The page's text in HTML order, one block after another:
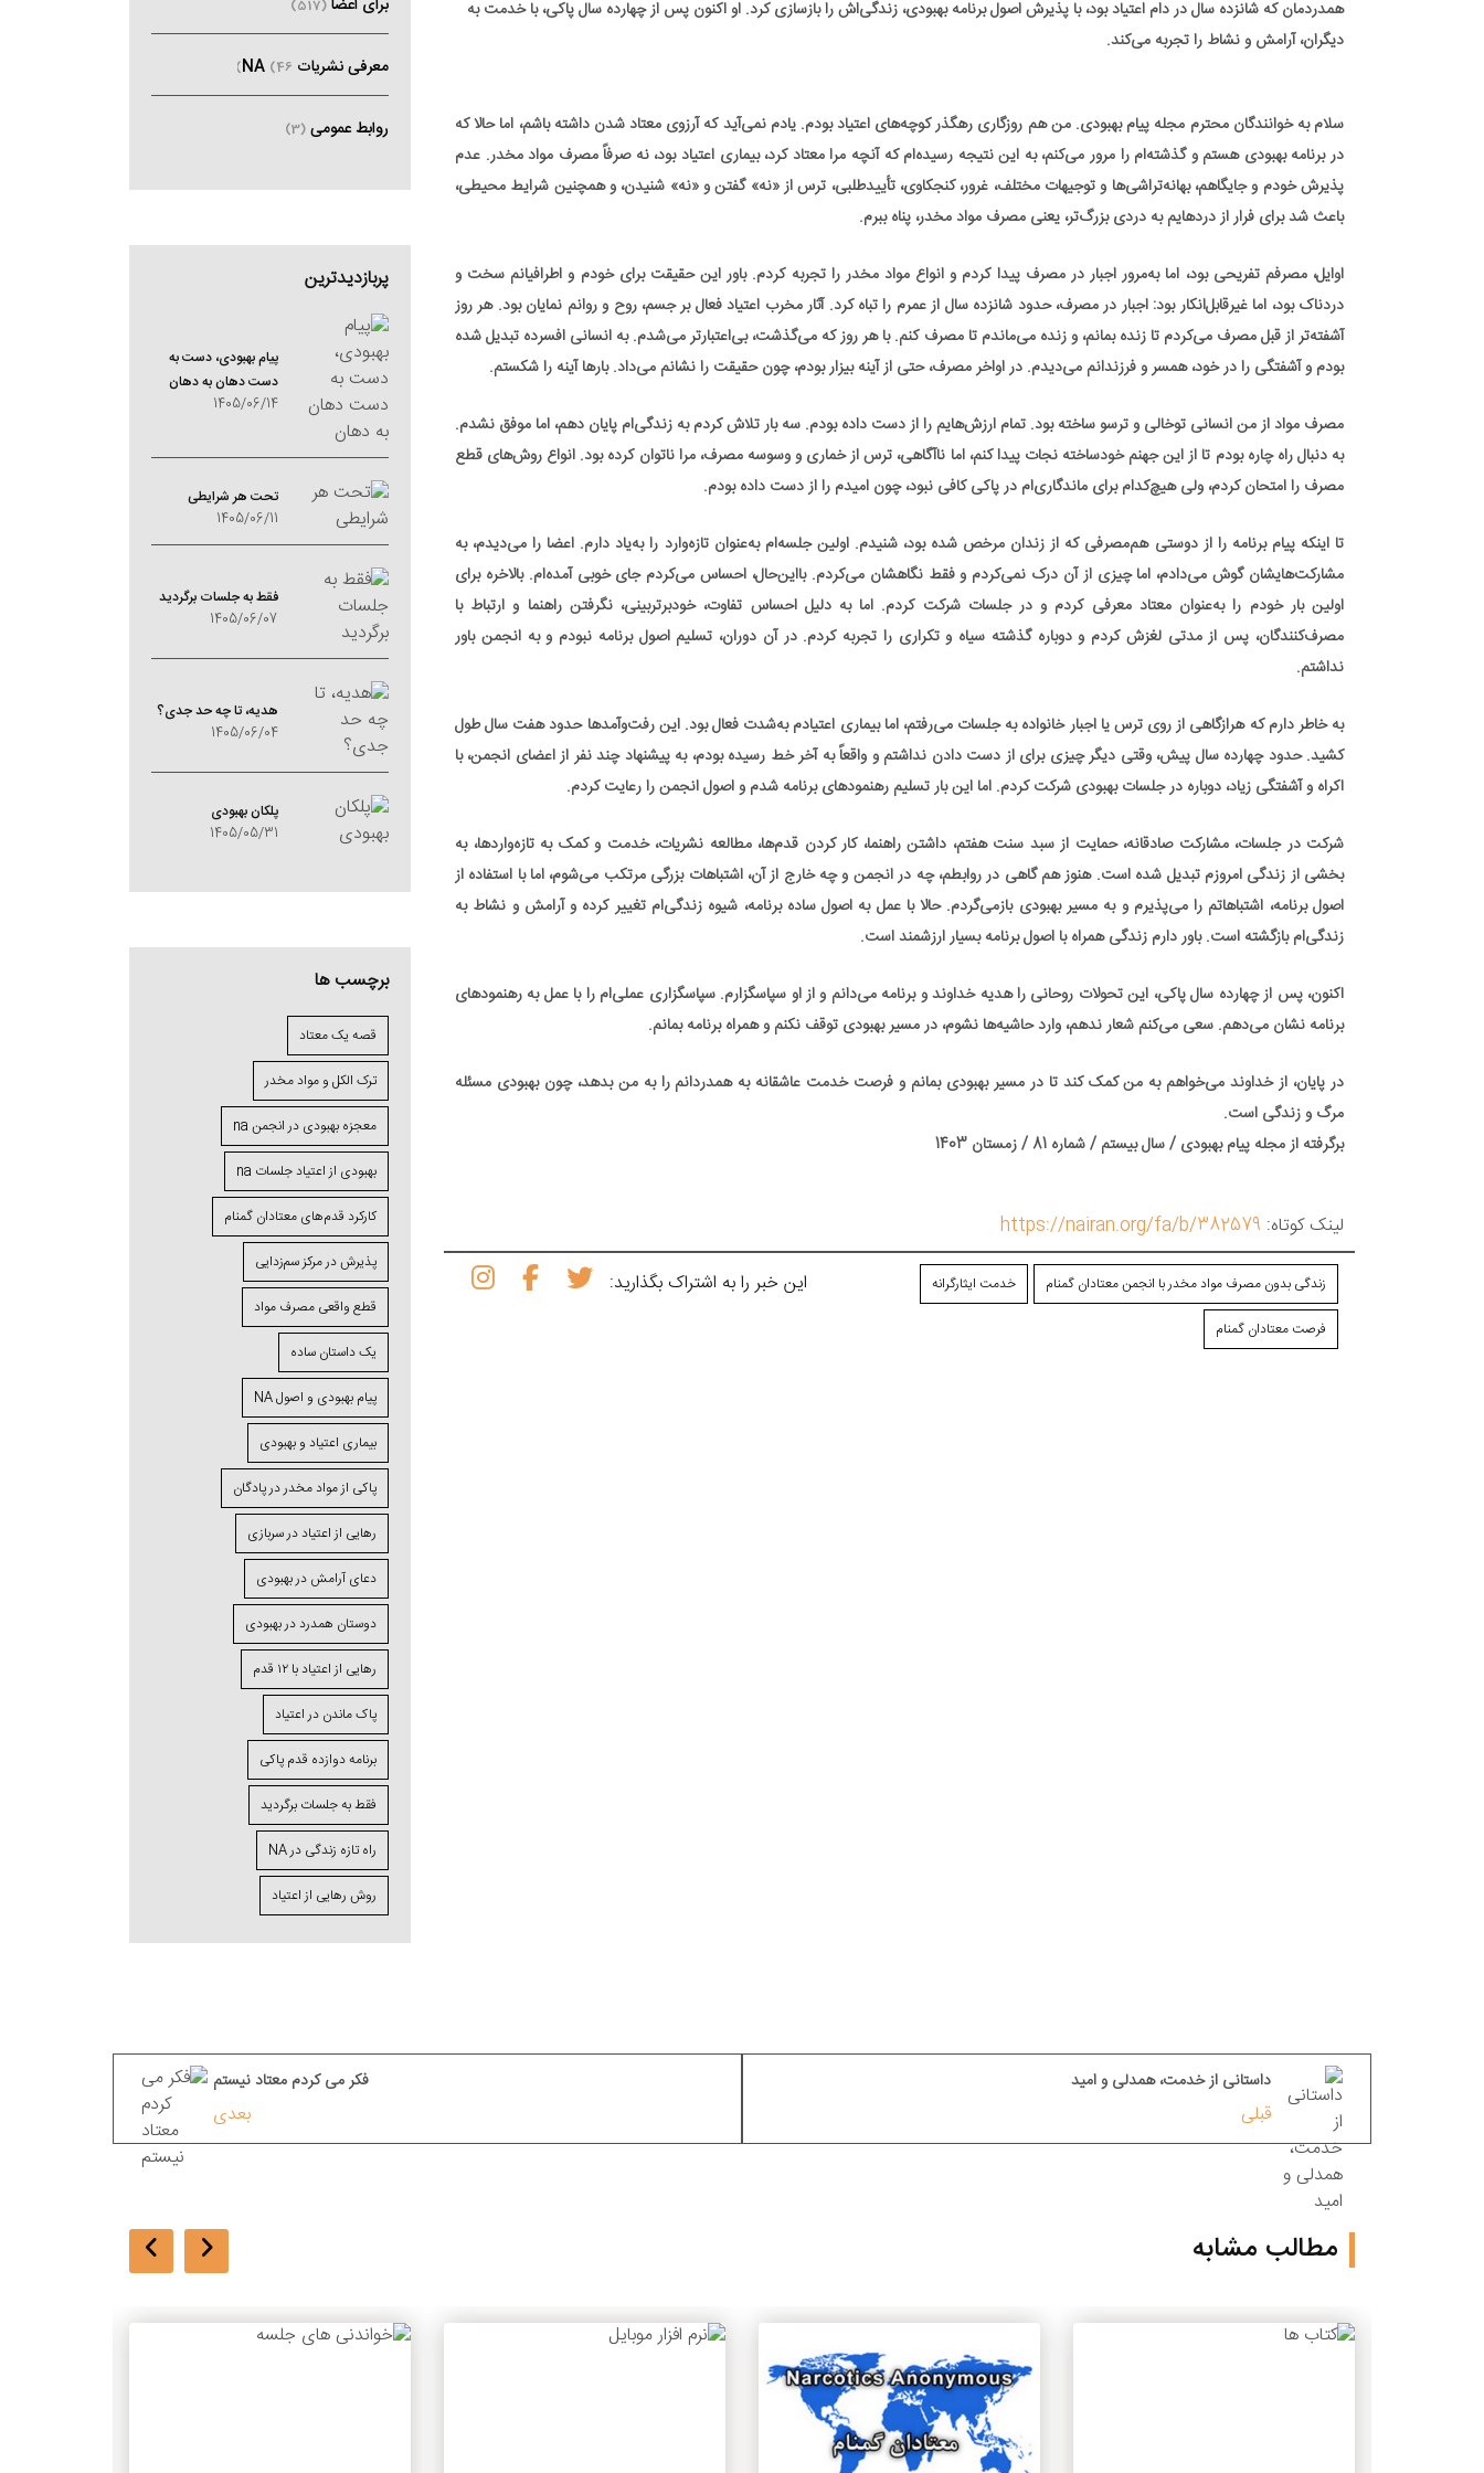
همدردمان که شانزده سال در دام اعتیاد بود، با پذیرش اصول برنامه بهبودی، زندگی‌اش را بازسازی کرد. او اکنون پس از چهارده سال پاکی، با خدمت به
دیگران، آرامش و نشاط را تجربه می‌کند.
سلام به خوانندگان محترم مجله پیام بهبودی. من هم روزگاری رهگذر کوچه‌های اعتیاد بودم. یادم نمی‌آید که آرزوی معتاد شدن داشته باشم، اما حالا که
در برنامه بهبودی هستم و گذشته‌ام را مرور می‌کنم، به این نتیجه رسیده‌ام که آنچه مرا معتاد کرد، بیماری اعتیاد بود، نه صرفاً مصرف مواد مخدر. عدم
پذیرش خودم و جایگاهم، بهانه‌تراشی‌ها و توجیهات مختلف، غرور، کنجکاوی، تأییدطلبی، ترس از «نه» گفتن و «نه» شنیدن، و همچنین شرایط محیطی،
باعث شد برای فرار از دردهایم به دردی بزرگ‌تر، یعنی مصرف مواد مخدر، پناه ببرم.
اوایل، مصرفم تفریحی بود، اما به‌مرور اجبار در مصرف پیدا کردم و انواع مواد مخدر را تجربه کردم. باور این حقیقت برای خودم و اطرافیانم سخت و
دردناک بود، اما غیرقابل‌انکار بود: اجبار در مصرف، حدود شانزده سال از عمرم را تباه کرد. آثار مخرب اعتیاد فعال بر جسم، روح و روانم نمایان بود. هر روز
آشفته‌تر از قبل مصرف می‌کردم تا زنده بمانم، و زنده می‌ماندم تا مصرف کنم. با هر روز که می‌گذشت، بی‌اعتبارتر می‌شدم. به انسانی افسرده تبدیل شده
بودم و آشفتگی را در خود، همسر و فرزندانم می‌دیدم. در اواخر مصرف، حتی از آینه بیزار بودم، چون حقیقت را نشانم می‌داد. بارها آینه را شکستم.
مصرف مواد از من انسانی توخالی و ترسو ساخته بود. تمام ارزش‌هایم را از دست داده بودم. سه بار تلاش کردم به زندگی‌ام پایان دهم، اما موفق نشدم.
به دنبال راه چاره بودم تا از این جهنم خودساخته نجات پیدا کنم، اما ناآگاهی، ترس از خماری و وسوسه مصرف، مرا ناتوان کرده بود. انواع روش‌های قطع
مصرف را امتحان کردم، ولی هیچ‌کدام برای ماندگاری‌ام در پاکی کافی نبود، چون امیدم را از دست داده بودم.
تا اینکه پیام برنامه را از دوستی هم‌مصرفی که از زندان مرخص شده بود، شنیدم. اولین جلسه‌ام به‌عنوان تازه‌وارد را به‌یاد دارم. اعضا را می‌دیدم، به
مشارکت‌هایشان گوش می‌دادم، اما چیزی از آن درک نمی‌کردم و فقط نگاهشان می‌کردم. بااین‌حال، احساس می‌کردم جای خوبی آمده‌ام. بالاخره برای
اولین بار خودم را به‌عنوان معتاد معرفی کردم و در جلسات شرکت کردم. اما به دلیل احساس تفاوت، خودبرتربینی، نگرفتن راهنما و ارتباط با
مصرف‌کنندگان، پس از مدتی لغزش کردم و دوباره گذشته سیاه و تکراری را تجربه کردم. در آن دوران، تسلیم اصول برنامه نبودم و به انجمن باور
نداشتم.
به خاطر دارم که هرازگاهی از روی ترس یا اجبار خانواده به جلسات می‌رفتم، اما بیماری اعتیادم به‌شدت فعال بود. این رفت‌وآمدها حدود هفت سال طول
کشید. حدود چهارده سال پیش، وقتی دیگر چیزی برای از دست دادن نداشتم و واقعاً به آخر خط رسیده بودم، به پیشنهاد چند نفر از اعضای انجمن، با
اکراه و آشفتگی زیاد، دوباره در جلسات بهبودی شرکت کردم. اما این بار تسلیم رهنمودهای برنامه شدم و اصول انجمن را رعایت کردم.
شرکت در جلسات، مشارکت صادقانه، حمایت از سبد سنت هفتم، داشتن راهنما، کار کردن قدم‌ها، مطالعه نشریات، خدمت و کمک به تازه‌واردها، به
بخشی از زندگی امروزم تبدیل شده است. هنوز هم گاهی در روابطم، چه در انجمن و چه خارج از آن، اشتباهات بزرگی مرتکب می‌شوم، اما با استفاده از
اصول برنامه، اشتباهاتم را می‌پذیرم و به مسیر بهبودی بازمی‌گردم. حالا با عمل به اصول ساده برنامه، شیوه زندگی‌ام تغییر کرده و آرامش و نشاط به
زندگی‌ام بازگشته است. باور دارم زندگی همراه با اصول برنامه بسیار ارزشمند است.
اکنون، پس از چهارده سال پاکی، این تحولات روحانی را هدیه خداوند و برنامه می‌دانم و از او سپاسگزارم. سپاسگزاری عملی‌ام را با عمل به رهنمودهای
برنامه نشان می‌دهم. سعی می‌کنم شعار ندهم، وارد حاشیه‌ها نشوم، در مسیر بهبودی توقف نکنم و همراه برنامه بمانم.
در پایان، از خداوند می‌خواهم به من کمک کند تا در مسیر بهبودی بمانم و فرصت خدمت عاشقانه به همدردانم را به من بدهد، چون بهبودی مسئله
مرگ و زندگی است.
برگرفته از مجله پیام بهبودی / سال بیستم / شماره 81 / زمستان 1403
لینک کوتاه: https://nairan.org/fa/b/382579
زندگی بدون مصرف مواد مخدر با انجمن معتادان گمنام خدمت ایثارگرانه
فرصت معتادان گمنام
این خبر را به اشتراک بگذارید:
برای اعضا (517)
معرفی نشریات NA (46)
روابط عمومی (3)
پربازدیدترین
پیام بهبودی، دست به
دست دهان به دهان
1405/06/14
تحت هر شرایطی
1405/06/11
فقط به جلسات برگردید
1405/06/07
هدیه، تا چه حد جدی؟
1405/06/04
پلکان بهبودی
1405/05/31
برچسب ها
قصه یک معتاد
ترک الکل و مواد مخدر
معجزه بهبودی در انجمن na
بهبودی از اعتیاد جلسات na
کارکرد قدم‌های معتادان گمنام
پذیرش در مرکز سم‌زدایی
قطع واقعی مصرف مواد
یک داستان ساده
پیام بهبودی و اصول NA
بیماری اعتیاد و بهبودی
پاکی از مواد مخدر در پادگان
رهایی از اعتیاد در سربازی
دعای آرامش در بهبودی
دوستان همدرد در بهبودی
رهایی از اعتیاد با ۱۲ قدم
پاک ماندن در اعتیاد
برنامه دوازده قدم پاکی
فقط به جلسات برگردید
راه تازه زندگی در NA
روش رهایی از اعتیاد
داستانی از خدمت، همدلی و امید
قبلی
فکر می کردم معتاد نیستم
بعدی
مطالب مشابه